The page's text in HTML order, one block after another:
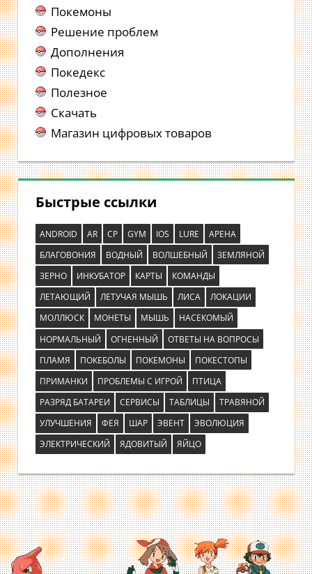
Покемоны
Решение проблем
Дополнения
Покедекс
Полезное
Скачать
Магазин цифровых товаров
Быстрые ссылки
ANDROID AR CP GYM IOS LURE
АРЕНА
БЛАГОВОНИЯ
ВОДНЫЙ ВОЛШЕБНЫЙ
ЗЕМЛЯНОЙ
ЗЕРНО
ИНКУБАТОР КАРТЫ
КОМАНДЫ
ЛЕТАЮЩИЙ
ЛЕТУЧАЯ МЫШЬ ЛИСА
ЛОКАЦИИ
МОЛЛЮСК
МОНЕТЫ МЫШЬ
НАСЕКОМЫЙ
НОРМАЛЬНЫЙ
ОГНЕННЫЙ
ОТВЕТЫ НА ВОПРОСЫ
ПЛАМЯ
ПОКЕБОЛЫ ПОКЕМОНЫ
ПОКЕСТОПЫ
ПРИМАНКИ
ПРОБЛЕМЫ С ИГРОЙ
ПТИЦА
РАЗРЯД БАТАРЕИ
СЕРВИСЫ ТАБЛИЦЫ
ТРАВЯНОЙ
УЛУЧШЕНИЯ
ФЕЯ ШАР ЭВЕНТ
ЭВОЛЮЦИЯ
ЭЛЕКТРИЧЕСКИЙ
ЯДОВИТЫЙ ЯЙЦО